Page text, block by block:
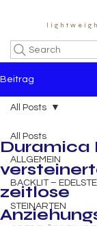
Search
Beitrag
All Posts
ALLGEMEIN
BACKLIT –
STEINARTEN
All Posts
Duramica
zeitlose